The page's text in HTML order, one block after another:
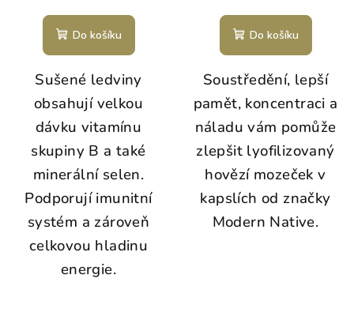
Do košíku
Sušené ledviny
obsahují velkou
dávku vitamínu
skupiny B a také
minerální selen.
Podporují imunitní
systém a zároveň
celkovou hladinu
energie.
Do košíku
Soustředění, lepší
pamět, koncentraci a
náladu vám pomůže
zlepšit lyofilizovaný
hovězí mozeček v
kapslích od značky
Modern Native.